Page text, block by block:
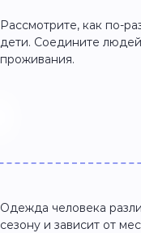
Рассмотрите, как по-
дети. Соедините
проживания.
Одежда человека
сезону и зависит от